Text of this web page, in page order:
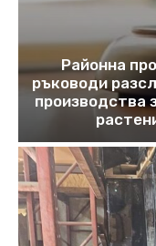
Районна
ръководи
производства